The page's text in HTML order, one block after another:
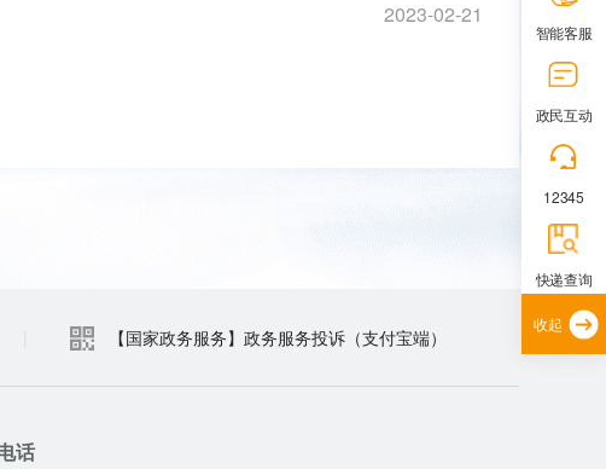
2023-02-21
【国家政务服务】政务服务投诉（支付宝端）
话
智能客服
政民互动
12345
快递查询
收起